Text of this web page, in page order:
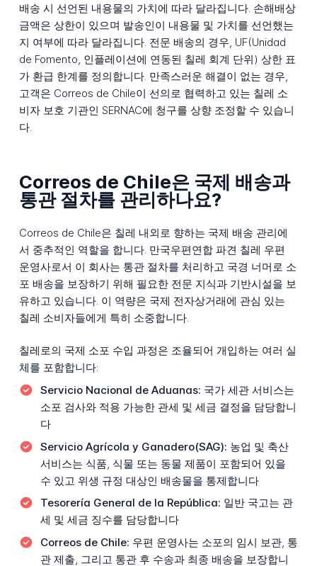
배송 시 선언된 내용물의 가치에 따라 달라집니다. 손해배상
금액은 상한이 있으며 발송인이 내용물 및 가치를 선언했는
지 여부에 따라 달라집니다. 전문 배송의 경우, UF(Unidad
de Fomento, 인플레이션에 연동된 칠레 회계 단위) 상한 표
가 환급 한계를 정의합니다. 만족스러운 해결이 없는 경우,
고객은 Correos de Chile이 선의로 협력하고 있는 칠레 소
비자 보호 기관인 SERNAC에 청구를 상향 조정할 수 있습니
다.
Correos de Chile은 국제 배송과
통관 절차를 관리하나요?
Correos de Chile은 칠레 내외로 향하는 국제 배송 관리에
서 중추적인 역할을 합니다. 만국우편연합 파견 칠레 우편
운영사로서 이 회사는 통관 절차를 처리하고 국경 너머로 소
포 배송을 보장하기 위해 필요한 전문 지식과 기반시설을 보
유하고 있습니다. 이 역량은 국제 전자상거래에 관심 있는
칠레 소비자들에게 특히 소중합니다.
칠레로의 국제 소포 수입 과정은 조율되어 개입하는 여러 실
체를 포함합니다:
Servicio Nacional de Aduanas: 국가 세관 서비스는
소포 검사와 적용 가능한 관세 및 세금 결정을 담당합니
다
Servicio Agrícola y Ganadero(SAG): 농업 및 축산
서비스는 식품, 식물 또는 동물 제품이 포함되어 있을
수 있고 위생 규정 대상인 배송물을 통제합니다
Tesorería General de la República: 일반 국고는 관
세 및 세금 징수를 담당합니다
Correos de Chile: 우편 운영사는 소포의 임시 보관, 통
관 제출, 그리고 통관 후 수송과 최종 배송을 보장합니